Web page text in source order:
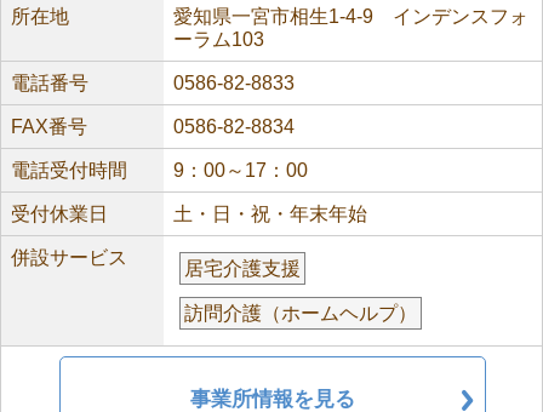
所在地
愛知県一宮市相生1-4-9 インデンスフォ
ーラム103
電話番号 0586-82-8833
FAX番号 0586-82-8834
電話受付時間 9：00～17：00
受付休業日 土・日・祝・年末年始
併設サービス
居宅介護支援
訪問介護（ホームヘルプ）
事業所情報を見る